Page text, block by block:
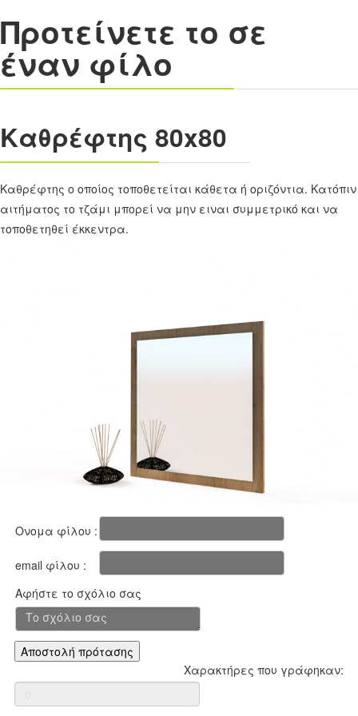
Προτείνετε το σε
έναν φίλο
Καθρέφτης 80x80
Καθρέφτης ο οποίος τοποθετείται κάθετα ή οριζόντια. Κατόπιν
αιτήματος το τζάμι μπορεί να μην ειναι συμμετρικό και να
τοποθετηθεί έκκεντρα.
Ονομα φίλου :
email φίλου :
Αφήστε το σχόλιο σας
Χαρακτήρες που γράφηκαν: